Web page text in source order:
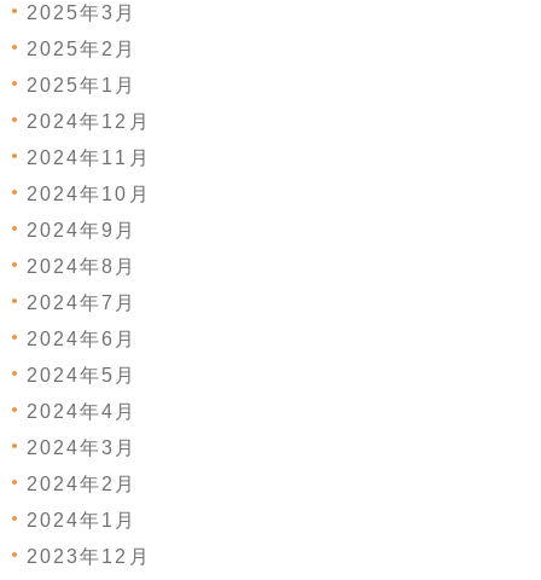
2025年3月
2025年2月
2025年1月
2024年12月
2024年11月
2024年10月
2024年9月
2024年8月
2024年7月
2024年6月
2024年5月
2024年4月
2024年3月
2024年2月
2024年1月
2023年12月